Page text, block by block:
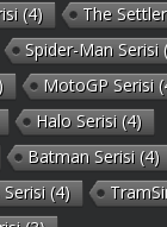
(4) The
Spider-Man Serisi
MotoGP Serisi
Halo Serisi (4)
Batman Serisi (4)
(4)